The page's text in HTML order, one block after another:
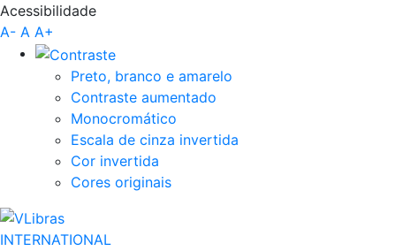
Pular para o Conteúdo principal
Acessibilidade
A- A A+
Preto, branco e amarelo
Contraste aumentado
Monocromático
Escala de cinza invertida
Cor invertida
Cores originais
INTERNATIONAL